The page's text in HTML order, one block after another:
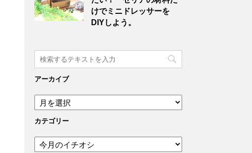
けでミニドレッサーを
DIYしよう。
アーカイブ
カテゴリー